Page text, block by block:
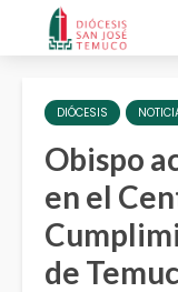
DIÓCESIS
Obispo
en el
de